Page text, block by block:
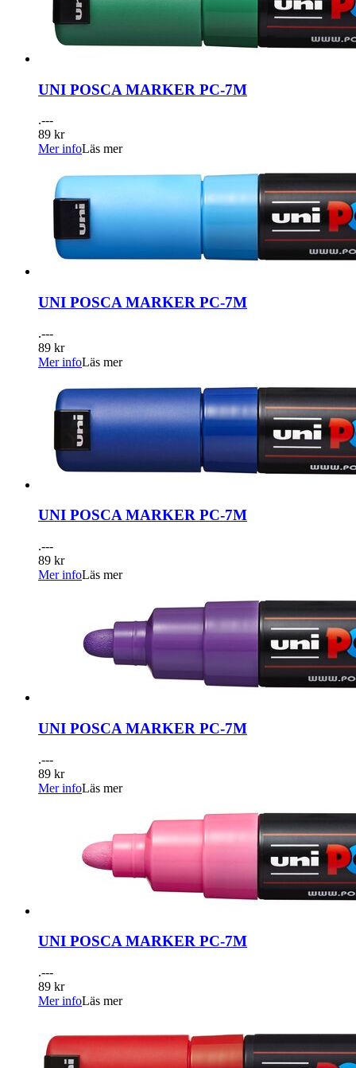
UNI POSCA MARKER PC-7M
.---
89 kr
Mer infoLäs mer
UNI POSCA MARKER PC-7M
.---
89 kr
Mer infoLäs mer
UNI POSCA MARKER PC-7M
.---
89 kr
Mer infoLäs mer
UNI POSCA MARKER PC-7M
.---
89 kr
Mer infoLäs mer
UNI POSCA MARKER PC-7M
.---
89 kr
Mer infoLäs mer